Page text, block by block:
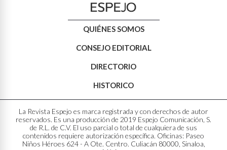
QUIÉNES SOMOS
CONSEJO EDITORIAL
DIRECTORIO
HISTORICO
La Revista Espejo es marca registrada y con derechos de autor
reservados. Es una producción de 2019 Espejo Comunicación, S.
de R.L. de C.V. El uso parcial o total de cualquiera de sus
contenidos requiere autorización específica. Oficinas: Paseo
Niños Héroes 624 - A Ote. Centro. Culiacán 80000, Sinaloa,